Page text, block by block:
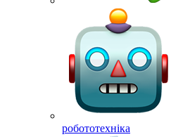
робототехніка